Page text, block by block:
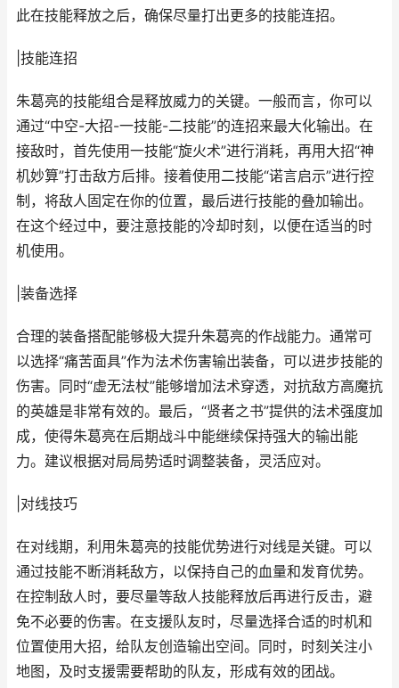
此在技能释放之后，确保尽量打出更多的技能连招。
|技能连招
朱葛亮的技能组合是释放威力的关键。一般而言，你可以
通过“中空-大招-一技能-二技能”的连招来最大化输出。在
接敌时，首先使用一技能“旋火术”进行消耗，再用大招“神
机妙算”打击敌方后排。接着使用二技能“诺言启示”进行控
制，将敌人固定在你的位置，最后进行技能的叠加输出。
在这个经过中，要注意技能的冷却时刻，以便在适当的时
机使用。
|装备选择
合理的装备搭配能够极大提升朱葛亮的作战能力。通常可
以选择“痛苦面具”作为法术伤害输出装备，可以进步技能的
伤害。同时“虚无法杖”能够增加法术穿透，对抗敌方高魔抗
的英雄是非常有效的。最后，“贤者之书”提供的法术强度加
成，使得朱葛亮在后期战斗中能继续保持强大的输出能
力。建议根据对局局势适时调整装备，灵活应对。
|对线技巧
在对线期，利用朱葛亮的技能优势进行对线是关键。可以
通过技能不断消耗敌方，以保持自己的血量和发育优势。
在控制敌人时，要尽量等敌人技能释放后再进行反击，避
免不必要的伤害。在支援队友时，尽量选择合适的时机和
位置使用大招，给队友创造输出空间。同时，时刻关注小
地图，及时支援需要帮助的队友，形成有效的团战。